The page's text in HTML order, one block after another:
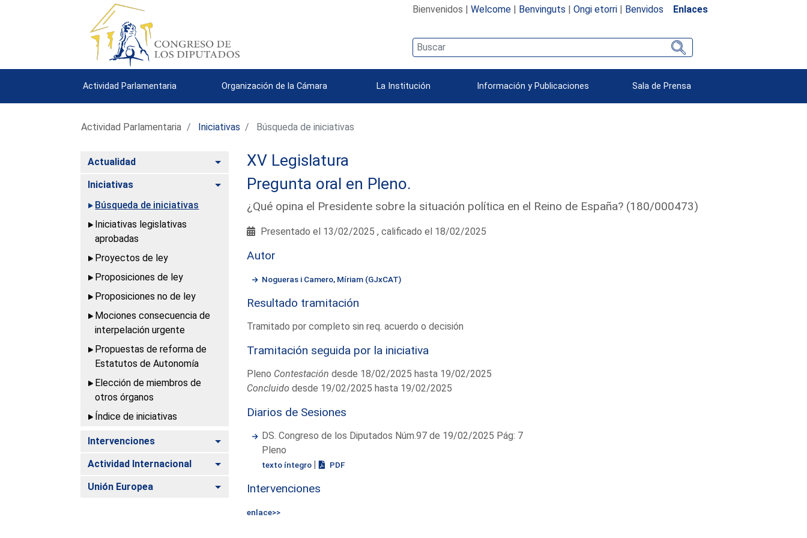
Bienvenidos | Welcome| Benvinguts | Ongi etorri| Benvidos Enlaces
Actividad Parlamentaria Organización de la Cámara La Institución Información y Publicaciones Sala de Prensa
Actividad Parlamentaria Iniciativas Búsqueda de iniciativas
Actualidad Alternar
Iniciativas
Alternar
Búsqueda de iniciativas
Iniciativas legislativas
aprobadas
Proyectos de ley
Proposiciones de ley
Proposiciones no de ley
Mociones consecuencia de
interpelación urgente
Propuestas de reforma de
Estatutos de Autonomía
Elección de miembros de
otros órganos
Índice de iniciativas
Intervenciones Alternar
Actividad Internacional Alternar
Unión Europea Alternar
XV Legislatura
Pregunta oral en Pleno.
¿Qué opina el Presidente sobre la situación política en el Reino de España? (180/000473)
Presentado el 13/02/2025 , calificado el 18/02/2025
Autor
Nogueras i Camero, Míriam (GJxCAT)
Resultado tramitación
Tramitado por completo sin req. acuerdo o decisión
Tramitación seguida por la iniciativa
Pleno Contestación desde 18/02/2025 hasta 19/02/2025
Concluido desde 19/02/2025 hasta 19/02/2025
Diarios de Sesiones
DS. Congreso de los Diputados Núm.97 de 19/02/2025 Pág: 7
Pleno
texto íntegro | PDF
Intervenciones
enlace>>